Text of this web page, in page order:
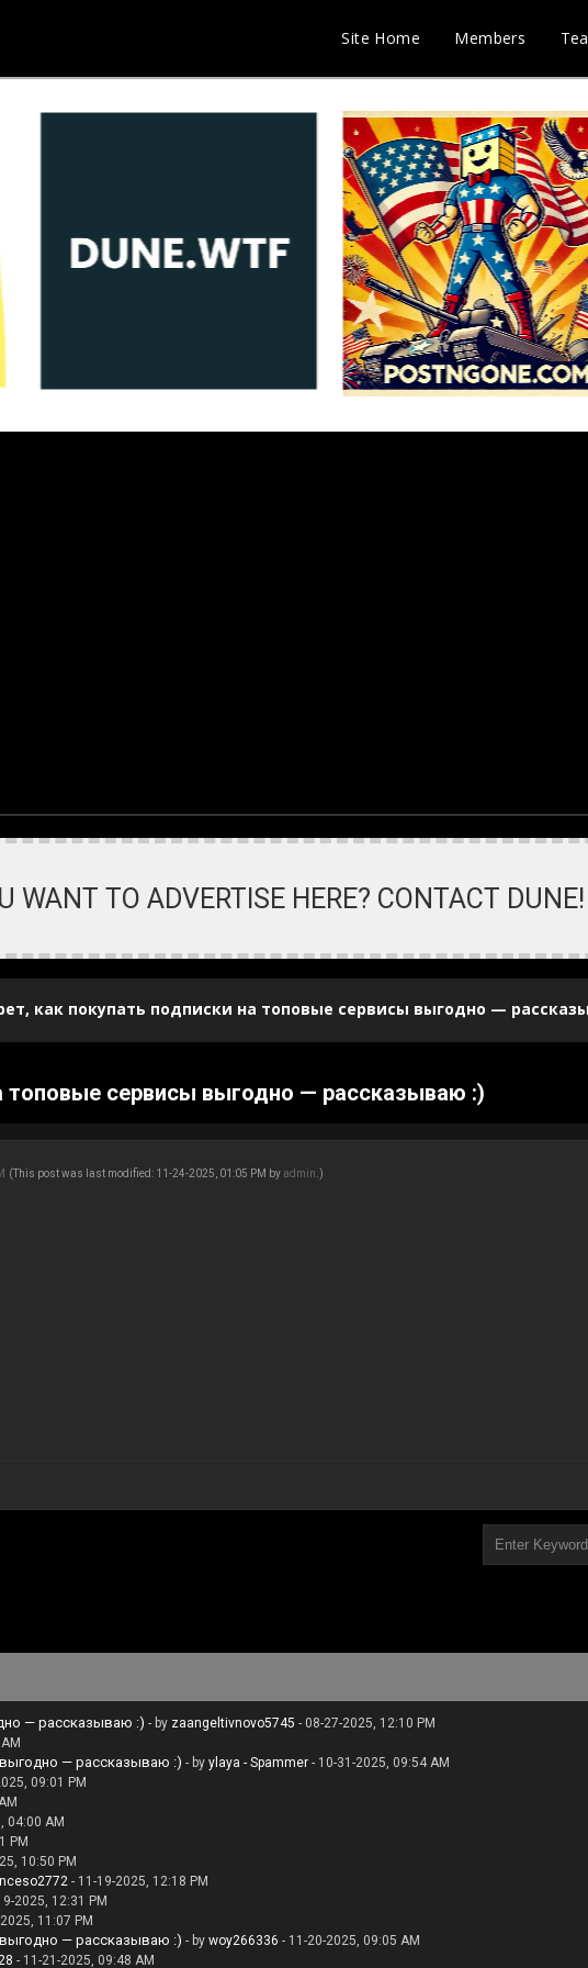
Site Home Members
WANT TO ADVERTISE HERE? CONTACT DUNE!
как покупать подписки на топовые сервисы выгодно —
топовые сервисы выгодно — рассказываю :)
(This post was last modified: 11-24-2025, 01:05 PM by admin.)
— рассказываю :) - by zaangeltivnovo5745 - 08-27-2025, 12:10 PM
выгодно — рассказываю :) - by ylaya - Spammer- 10-31-2025, 09:54 AM
09:01 PM
04:00 AM
PM
10:50 PM
- 11-19-2025, 12:18 PM
2025, 12:31 PM
11:07 PM
выгодно — рассказываю :) - by woy266336 - 11-20-2025, 09:05 AM
- 11-21-2025, 09:48 AM